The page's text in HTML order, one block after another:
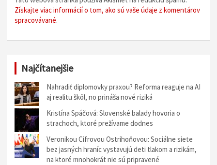
Získajte viac informácií o tom, ako sú vaše údaje z komentárov
spracovávané.
Najčítanejšie
Nahradiť diplomovky praxou? Reforma reaguje na AI
aj realitu škôl, no prináša nové riziká
Kristína Spáčová: Slovenské balady hovoria o
strachoch, ktoré prežívame dodnes
Veronikou Cifrovou Ostrihoňovou: Sociálne siete
bez jasných hraníc vystavujú deti tlakom a rizikám,
na ktoré mnohokrát nie sú pripravené